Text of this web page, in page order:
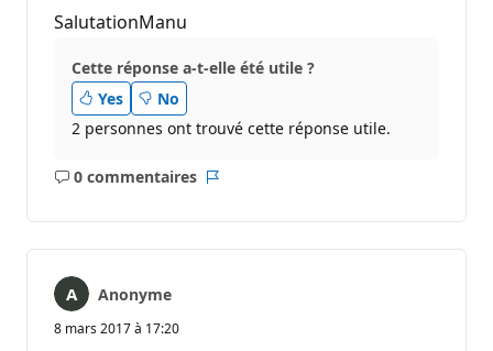
SalutationManu
Cette réponse a-t-elle été utile ?
Yes
No
2 personnes ont trouvé cette réponse utile.
0 commentaires
Aucun
Anonyme
8 mars 2017 à 17:20